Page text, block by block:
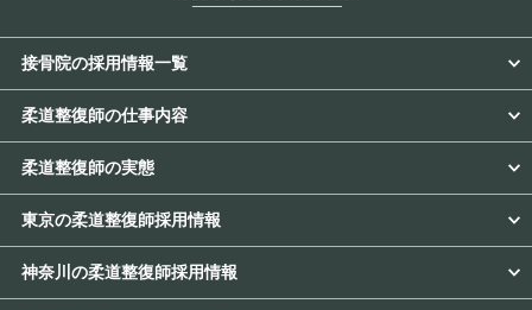
接骨院の採用情報一覧
柔道整復師の仕事内容
柔道整復師の実態
東京の柔道整復師採用情報
神奈川の柔道整復師採用情報